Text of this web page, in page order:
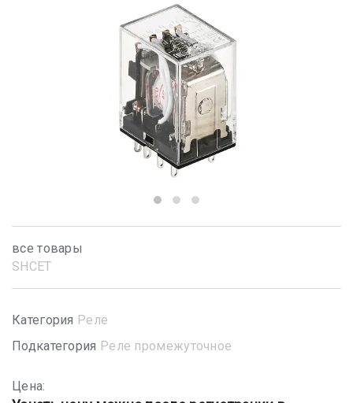
все товары
SHСET
Категория Реле
Подкатегория Реле промежуточное
Цена: